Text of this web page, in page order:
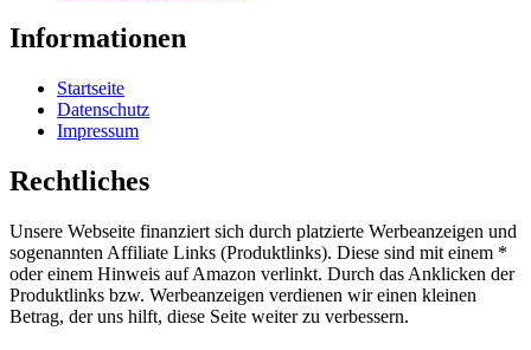
Informationen
Startseite
Datenschutz
Impressum
Rechtliches
Unsere Webseite finanziert sich durch platzierte Werbeanzeigen und
sogenannten Affiliate Links (Produktlinks). Diese sind mit einem *
oder einem Hinweis auf Amazon verlinkt. Durch das Anklicken der
Produktlinks bzw. Werbeanzeigen verdienen wir einen kleinen
Betrag, der uns hilft, diese Seite weiter zu verbessern.